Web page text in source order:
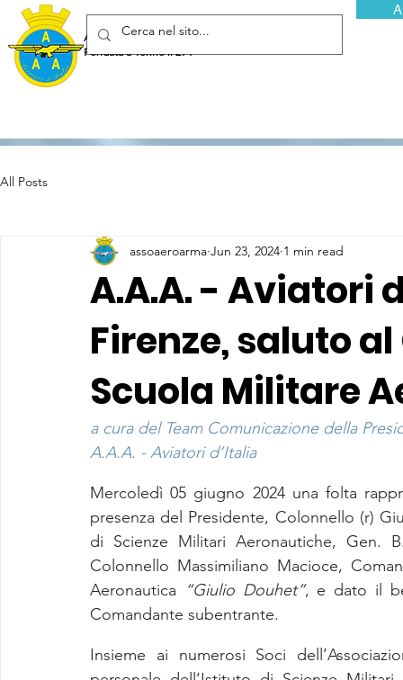
Associazione Arma Aeronautica - Aviatori d'Italia ETS
Fondata a Torino il 29 febbraio 1952
All Posts
A.A.A. - Aviatori
Firenze, saluto
Scuola Militare
assoaeroarma Jun 23, 2024 1 min read
a cura del Team Comunicazione della
A.A.A. - Aviatori d’Italia
Mercoledì 05 giugno 2024 una folta
presenza del Presidente, Colonnello (r)
di Scienze Militari Aeronautiche, Gen.
Colonnello Massimiliano Macioce,
Aeronautica
“Giulio Douhet”, e dato il
Comandante subentrante.
Insieme ai numerosi Soci